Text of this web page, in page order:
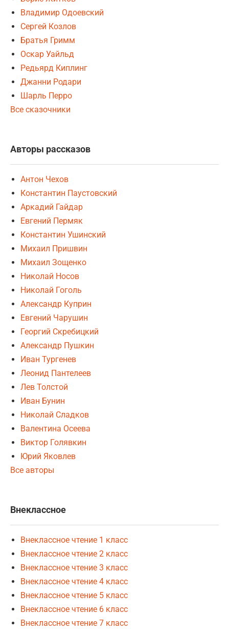
Владимир Одоевский
Сергей Козлов
Братья Гримм
Оскар Уайльд
Редьярд Киплинг
Джанни Родари
Шарль Перро
Все сказочники
Авторы рассказов
Антон Чехов
Константин Паустовский
Аркадий Гайдар
Евгений Пермяк
Константин Ушинский
Михаил Пришвин
Михаил Зощенко
Николай Носов
Николай Гоголь
Александр Куприн
Евгений Чарушин
Георгий Скребицкий
Александр Пушкин
Иван Тургенев
Леонид Пантелеев
Лев Толстой
Иван Бунин
Николай Сладков
Валентина Осеева
Виктор Голявкин
Юрий Яковлев
Все авторы
Внеклассное
Внеклассное чтение 1 класс
Внеклассное чтение 2 класс
Внеклассное чтение 3 класс
Внеклассное чтение 4 класс
Внеклассное чтение 5 класс
Внеклассное чтение 6 класс
Внеклассное чтение 7 класс